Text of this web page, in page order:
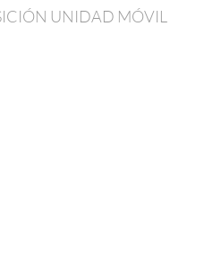
UNIDAD MÓVIL